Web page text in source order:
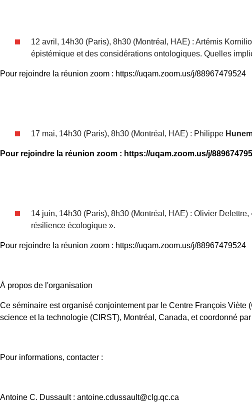
12 avril, 14h30 (Paris), 8h30 (Montréal, HAE) : Artémis
épistémique et des considérations ontologiques. Quelles
Pour rejoindre la réunion zoom : https://uqam.zoom.us/j/88967479524
17 mai, 14h30 (Paris), 8h30 (Montréal, HAE) : Philippe
Pour rejoindre la réunion zoom : https://uqam.zoom.us/j/
14 juin, 14h30 (Paris), 8h30 (Montréal, HAE) : Olivier
résilience écologique ».
Pour rejoindre la réunion zoom : https://uqam.zoom.us/j/88967479524
À propos de l'organisation
Ce séminaire est organisé conjointement par le Centre François
science et la technologie (CIRST), Montréal, Canada, et coordonné
Pour informations, contacter :
Antoine C. Dussault : antoine.cdussault@clg.qc.ca